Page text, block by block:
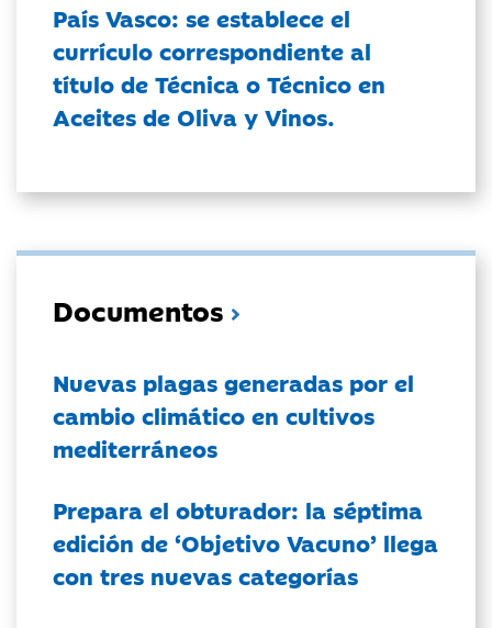
País Vasco: se establece el
currículo correspondiente al
título de Técnica o Técnico en
Aceites de Oliva y Vinos.
Documentos
Nuevas plagas generadas por el
cambio climático en cultivos
mediterráneos
Prepara el obturador: la séptima
edición de ‘Objetivo Vacuno’ llega
con tres nuevas categorías